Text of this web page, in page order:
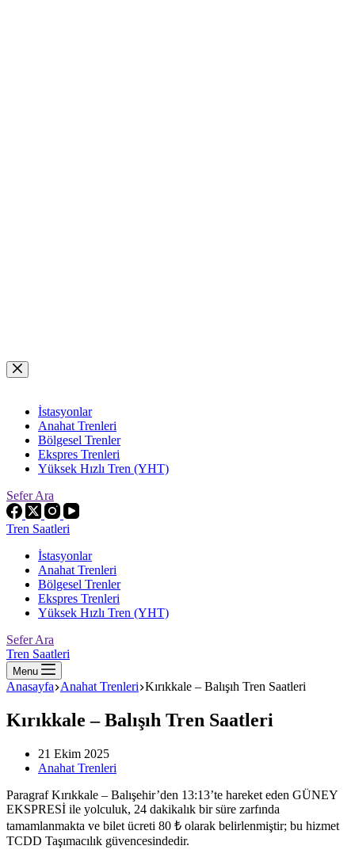
Skip
to
İstasyonlar
Anahat Trenleri
Bölgesel Trenler
Ekspres Trenleri
Yüksek Hızlı Tren (YHT)
Sefer Ara
Tren Saatleri
İstasyonlar
Anahat Trenleri
Bölgesel Trenler
Ekspres Trenleri
Yüksek Hızlı Tren (YHT)
Sefer Ara
Tren Saatleri
Menu
Anasayfa Anahat Trenleri Kırıkkale – Balışıh Tren Saatleri
Kırıkkale – Balışıh Tren Saatleri
21 Ekim 2025
Anahat Trenleri
Paragraf Kırıkkale – Balışehir’den 13:13’te hareket eden GÜNEY
EKSPRESİ ile yolculuk, 24 dakikalık bir süre zarfında
tamamlanmakta ve bilet ücreti 80 ₺ olarak belirlenmiştir; bu hizmet
TCDD Taşımacılık güvencesindedir.